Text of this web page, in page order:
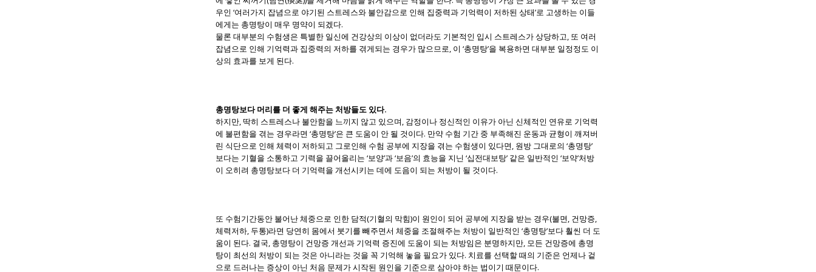
우인 ‘여러가지 잡념으로 야기된 스트레스와 불안감으로 인해 집중력과 기억력이 저하된 상태’로 고생하는 이들
에게는 총명탕이 매우 명약이 되겠다.
물론 대부분의 수험생은 특별한 일신에 건강상의 이상이 없더라도 기본적인 입시 스트레스가 상당하고, 또 여러
잡념으로 인해 기억력과 집중력의 저하를 겪게되는 경우가 많으므로, 이 ‘총명탕’을 복용하면 대부분 일정정도 이
상의 효과를 보게 된다.
총명탕보다 머리를 더 좋게 해주는 처방들도 있다.
하지만, 딱히 스트레스나 불안함을 느끼지 않고 있으며, 감정이나 정신적인 이유가 아닌 신체적인 연유로 기억력
에 불편함을 겪는 경우라면 ‘총명탕’은 큰 도움이 안 될 것이다. 만약 수험 기간 중 부족해진 운동과 균형이 깨져버
린 식단으로 인해 체력이 저하되고 그로인해 수험 공부에 지장을 겪는 수험생이 있다면, 원방 그대로의 ‘총명탕’
보다는 기혈을 소통하고 기력을 끌어올리는 ‘보양’과 ‘보음’의 효능을 지닌 ‘십전대보탕’ 같은 일반적인 ‘보약’처방
이 오히려 총명탕보다 더 기억력을 개선시키는 데에 도음이 되는 처방이 될 것이다.
또 수험기간동안 불어난 체중으로 인한 담적(기혈의 막힘)이 원인이 되어 공부에 지장을 받는 경우(불면, 건망증,
체력저하, 두통)라면 당연히 몸에서 붓기를 빼주면서 체중을 조절해주는 처방이 일반적인 ‘총명탕’보다 훨씬 더 도
움이 된다. 결국, 총명탕이 건망증 개선과 기억력 증진에 도움이 되는 처방임은 분명하지만, 모든 건망증에 총명
탕이 최선의 처방이 되는 것은 아니라는 것을 꼭 기억해 놓을 필요가 있다. 치료를 선택할 때의 기준은 언제나 겉
으로 드러나는 증상이 아닌 처음 문제가 시작된 원인을 기준으로 삼아야 하는 법이기 때문이다.